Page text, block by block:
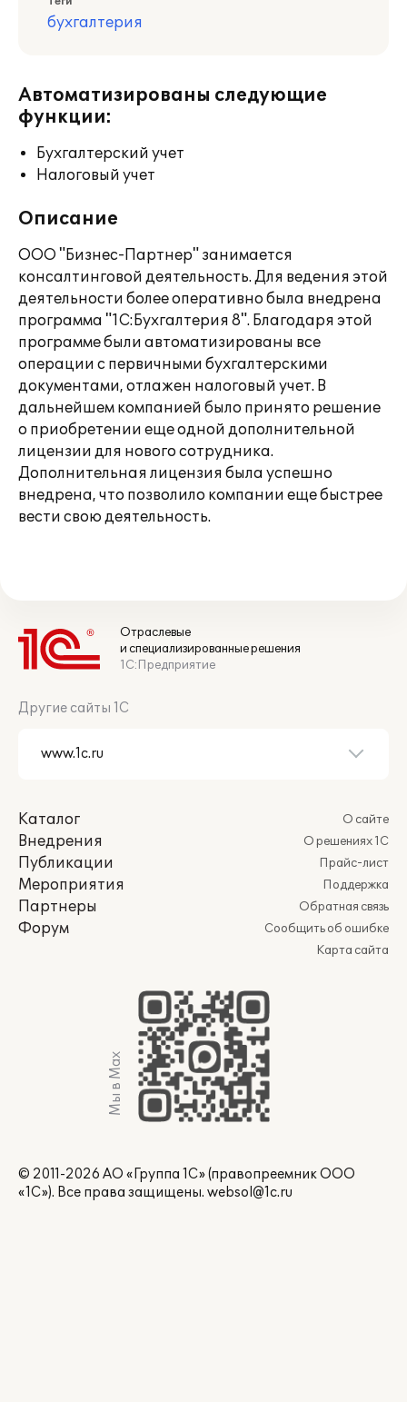
бухгалтерия
Автоматизированы следующие
функции:
Бухгалтерский учет
Налоговый учет
Описание
ООО "Бизнес-Партнер" занимается
консалтинговой деятельность. Для ведения этой
деятельности более оперативно была внедрена
программа "1С:Бухгалтерия 8". Благодаря этой
программе были автоматизированы все
операции с первичными бухгалтерскими
документами, отлажен налоговый учет. В
дальнейшем компанией было принято решение
о приобретении еще одной дополнительной
лицензии для нового сотрудника.
Дополнительная лицензия была успешно
внедрена, что позволило компании еще быстрее
вести свою деятельность.
Отраслевые
и специализированные решения
1С:Предприятие
Другие сайты 1С
Каталог
Внедрения
Публикации
Мероприятия
Партнеры
Форум
О сайте
О решениях 1С
Прайс-лист
Поддержка
Обратная связь
Сообщить об ошибке
Карта сайта
Мы в Max
© 2011-2026 АО «Группа 1С» (правопреемник ООО
«1С»). Все права защищены. websol@1c.ru